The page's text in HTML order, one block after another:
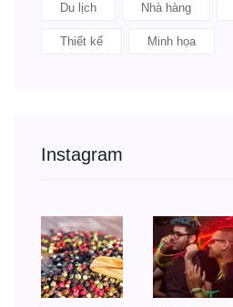
Du lịch Nhà hàng
Thiết kế Minh họa
Instagram